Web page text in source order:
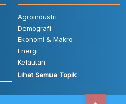
Agroindustri
Demografi
Ekonomi & Makro
Energi
Kelautan
Lihat Semua Topik